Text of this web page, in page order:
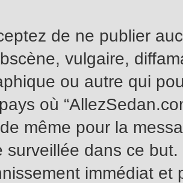
de ne publier
vulgaire,
ou autre qui
où
même pour la
surveillée dans ce
immédiat et